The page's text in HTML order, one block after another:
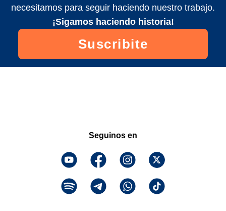
necesitamos para seguir haciendo nuestro trabajo.
¡Sigamos haciendo historia!
Suscribite
Seguinos en